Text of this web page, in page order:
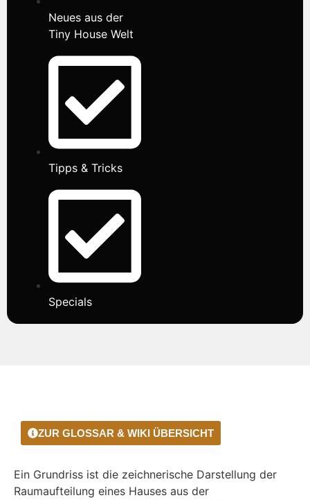
Neues aus der
Tiny House Welt
Tipps & Tricks
Specials
ZUR GLOSSAR & WIKI ÜBERSICHT
Ein Grundriss ist die zeichnerische Darstellung der
Raumaufteilung eines Hauses aus der